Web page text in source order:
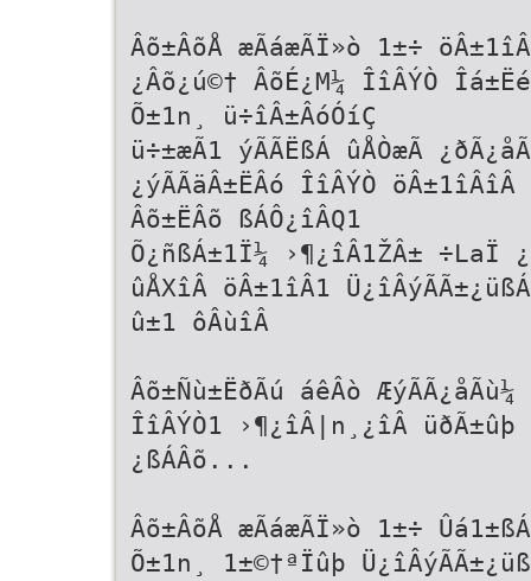
Âõ±ÂõÅ æÃáæÃÏ»ò 1±÷
¿Âõ¿ú©† ÂõÉ¿M¼ ÎîÂÝÒ
Õ±1n¸ ü÷îÂ±ÂóÓíÇ
ü÷±æÃ1 ýÃÃËßÁ ûÅÒæÃ
¿ýÃÃäÂ±ËÂó ÎîÂÝÒ
Âõ±ËÂõ ßÁÔ¿îÂQ1
Õ¿ñßÁ±1Ï¼ ›¶¿îÂ1ŽÂ± ÷LaÏ
ûÅXîÂ öÂ±1îÂ1
û±1 ôÂùîÂ
Âõ±Ñù±ËðÃú áêÂò
ÎîÂÝÒ1 ›¶¿îÂ|n¸¿îÂ
¿ßÁÂõ...
Âõ±ÂõÅ æÃáæÃÏ»ò 1±÷
Õ±1n¸ 1±©†ªÏûþ